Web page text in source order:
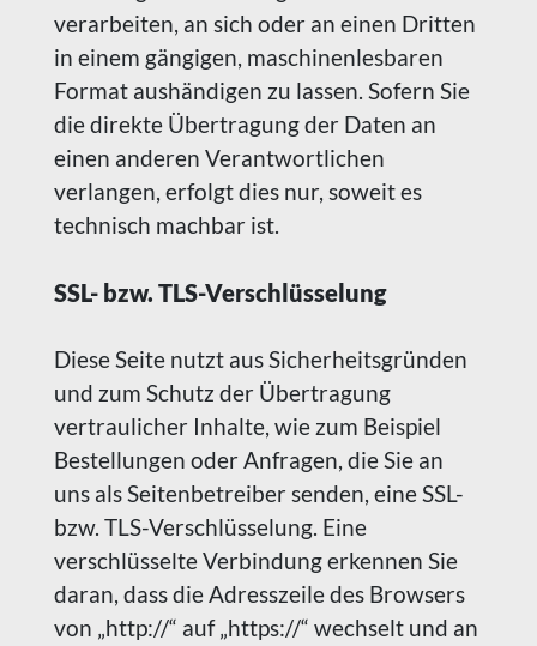
verarbeiten, an sich oder an einen Dritten
in einem gängigen, maschinenlesbaren
Format aushändigen zu lassen. Sofern Sie
die direkte Übertragung der Daten an
einen anderen Verantwortlichen
verlangen, erfolgt dies nur, soweit es
technisch machbar ist.
SSL- bzw. TLS-Verschlüsselung
Diese Seite nutzt aus Sicherheitsgründen
und zum Schutz der Übertragung
vertraulicher Inhalte, wie zum Beispiel
Bestellungen oder Anfragen, die Sie an
uns als Seitenbetreiber senden, eine SSL-
bzw. TLS-Verschlüsselung. Eine
verschlüsselte Verbindung erkennen Sie
daran, dass die Adresszeile des Browsers
von „http://“ auf „https://“ wechselt und an